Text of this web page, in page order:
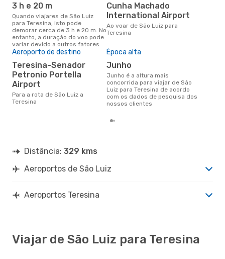
3 h e 20 m
Quando viajares de São Luiz
para Teresina, isto pode
demorar cerca de 3 h e 20 m. No
entanto, a duração do voo pode
variar devido a outros fatores
Cunha Machado
International Airport
Ao voar de São Luiz para
Teresina
Aeroporto de destino
Teresina-Senador
Petronio Portella
Airport
Para a rota de São Luiz a
Teresina
Época alta
junho
junho é a altura mais
concorrida para viajar de São
Luiz para Teresina de acordo
com os dados de pesquisa dos
nossos clientes
Distância: 329 kms
Aeroportos de São Luiz
Aeroportos Teresina
Viajar de São Luiz para Teresina